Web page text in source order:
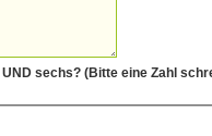
Spam Schutz Frage: Was ergibt sieben UND sechs?